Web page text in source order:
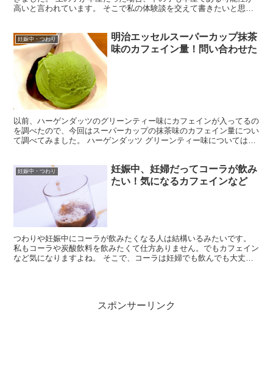
高いと言われています。 そこで私の体験談を交えて書きたいと思い
妊娠中・つわり
明治エッセルスーパーカップ抹茶
味のカフェイン量！問い合わせた
以前、ハーゲンダッツのグリーンティー味にカフェインが入ってるの
を調べたので、今回はスーパーカップの抹茶味のカフェイン量につい
て調べてみました。 ハーゲンダッツ グリーンティー味についてはこ
妊娠中・つわり
妊娠中、妊婦だってコーラが飲み
たい！気になるカフェインなど
つわりや妊娠中にコーラが飲みたくなる人は結構いるみたいです。
私もコーラや炭酸飲料を飲みたくて仕方ありません。でもカフェイン
など気になりますよね。 そこで、コーラは妊婦でも飲んでも大丈夫
スポンサーリンク